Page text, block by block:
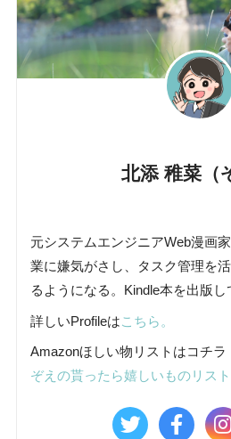
北添 稚菜（
元システムエンジニアWeb漫画
業に嫌気がさし、タスク管理を
るようになる。Kindle本を出版し
詳しいProfileはこちら。
Amazonほしい物リストはコチラ
ぞえの貰ったら嬉しいものリスト